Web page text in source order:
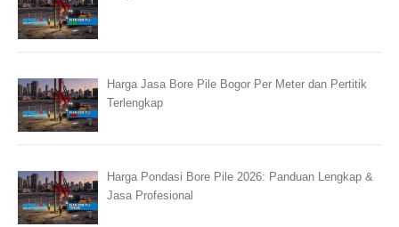
Harga Jasa Bore Pile Bogor Per Meter dan Pertitik
Terlengkap
Harga Pondasi Bore Pile 2026: Panduan Lengkap &
Jasa Profesional